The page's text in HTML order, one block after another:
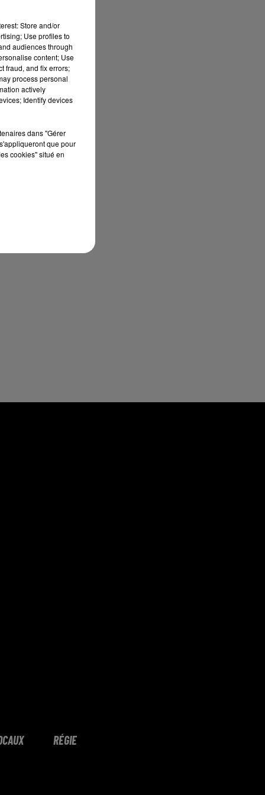
RÉGIE
Store and/or
Use profiles to
audiences through
content; Use
fraud, and fix errors;
process personal
actively
Identify devices
dans "Gérer
que pour
cookies" situé en